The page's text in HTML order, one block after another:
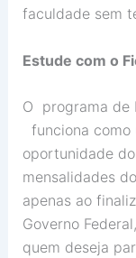
faculdade sem
Estude com o
O programa de
funciona
oportunidade
mensalidades
apenas ao
Governo
quem deseja